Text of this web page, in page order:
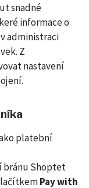
snadné
informace o
administraci
Z
nastavení
platební
bránu Shoptet
Pay with